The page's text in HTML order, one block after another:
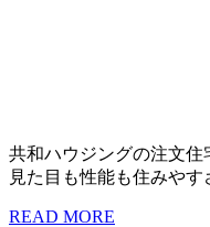
共和ハウジングの注文住
見た目も性能も住みやす
READ MORE